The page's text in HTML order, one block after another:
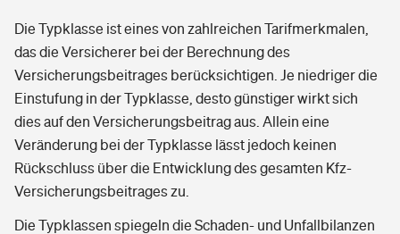
Die Typklasse ist eines von zahlreichen Tarifmerkmalen,
das die Versicherer bei der Berechnung des
Versicherungsbeitrages berücksichtigen. Je niedriger die
Einstufung in der Typklasse, desto günstiger wirkt sich
dies auf den Versicherungsbeitrag aus. Allein eine
Veränderung bei der Typklasse lässt jedoch keinen
Rückschluss über die Entwicklung des gesamten Kfz-
Versicherungsbeitrages zu.
Die Typklassen spiegeln die Schaden- und Unfallbilanzen